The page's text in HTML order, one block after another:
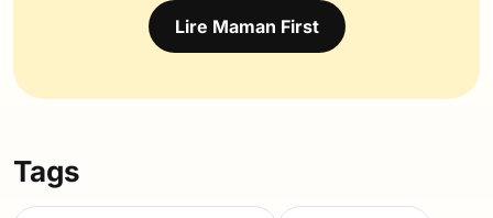
Lire Maman First
Tags